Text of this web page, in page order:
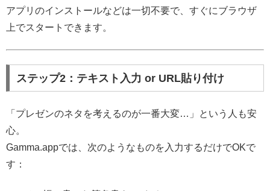
アプリのインストールなどは一切不要で、すぐにブラウザ
上でスタートできます。
ステップ2：テキスト入力 or URL貼り付け
「プレゼンのネタを考えるのが一番大変…」という人も安
心。
Gamma.appでは、次のようなものを入力するだけでOKで
す：